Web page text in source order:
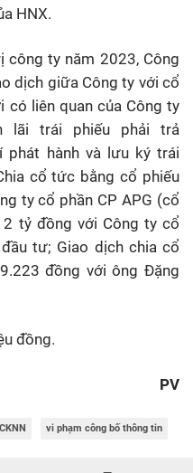
HNX.
công ty năm 2023, Công
dịch giữa Công ty với cổ
có liên quan của Công ty
lãi trái phiếu phải trả
phát hành và lưu ký trái
cổ tức bằng cổ phiếu
ty cổ phần CP APG (cổ
tỷ đồng với Công ty cổ
tư; Giao dịch chia cổ
đồng với ông Đặng
đồng.
PV
vi phạm công bố thông tin